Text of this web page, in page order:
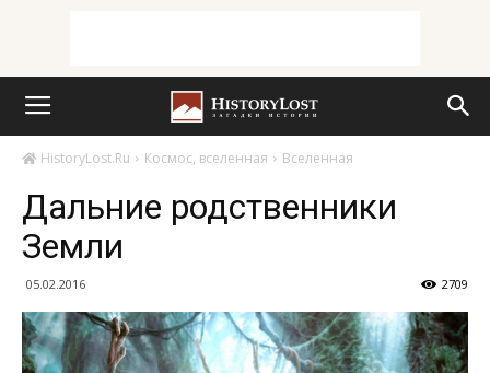
HistoryLost.Ru Космос, вселенная Вселенная
Дальние родственники
Земли
05.02.2016 2709